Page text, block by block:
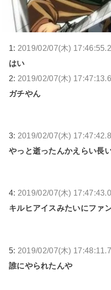
1: 2019/02/07(木)
はい
2: 2019/02/07(木)
ガチやん
3: 2019/02/07(木)
やっと逝ったんかえらい長
4: 2019/02/07(木)
キルヒアイスみたいにファ
5: 2019/02/07(木)
誰にやられたんや